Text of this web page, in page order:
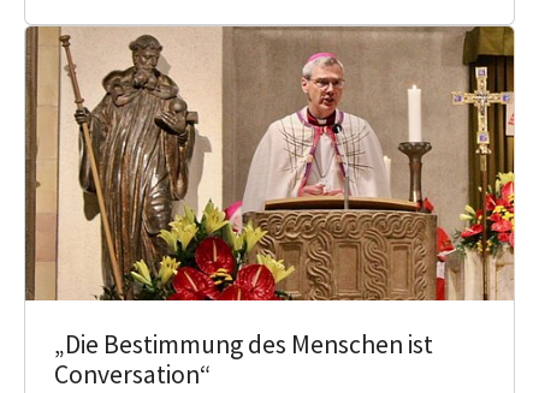
„Die Bestimmung des Menschen ist
Conversation“